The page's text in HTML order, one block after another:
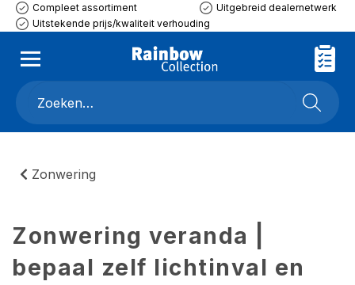
Compleet assortiment
Uitgebreid dealernetwerk
Uitstekende prijs/kwaliteit verhouding
Zonwering
Zonwering veranda |
bepaal zelf lichtinval en